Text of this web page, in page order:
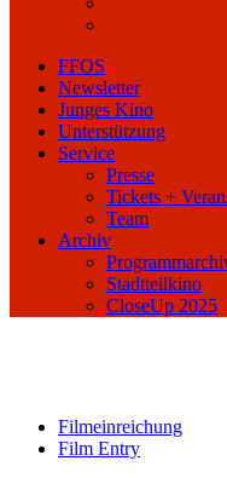
FFOS
Newsletter
Junges Kino
Unterstützung
Service
Presse
Tickets +
Team
Archiv
Stadtteilkino
CloseUp 2025
Filmeinreichung
Film Entry